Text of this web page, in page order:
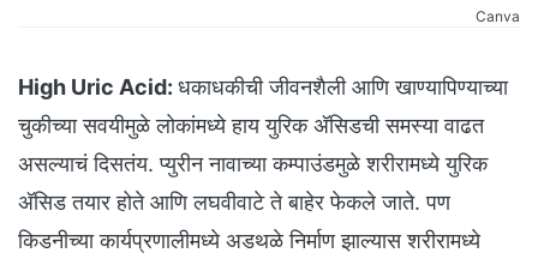
Canva
High Uric Acid: धकाधकीची जीवनशैली आणि खाण्यापिण्याच्या
चुकीच्या सवयीमुळे लोकांमध्ये हाय युरिक अ‍ॅसिडची समस्या वाढत
असल्याचं दिसतंय. प्युरीन नावाच्या कम्पाउंडमुळे शरीरामध्ये युरिक
अ‍ॅसिड तयार होते आणि लघवीवाटे ते बाहेर फेकले जाते. पण
किडनीच्या कार्यप्रणालीमध्ये अडथळे निर्माण झाल्यास शरीरामध्ये